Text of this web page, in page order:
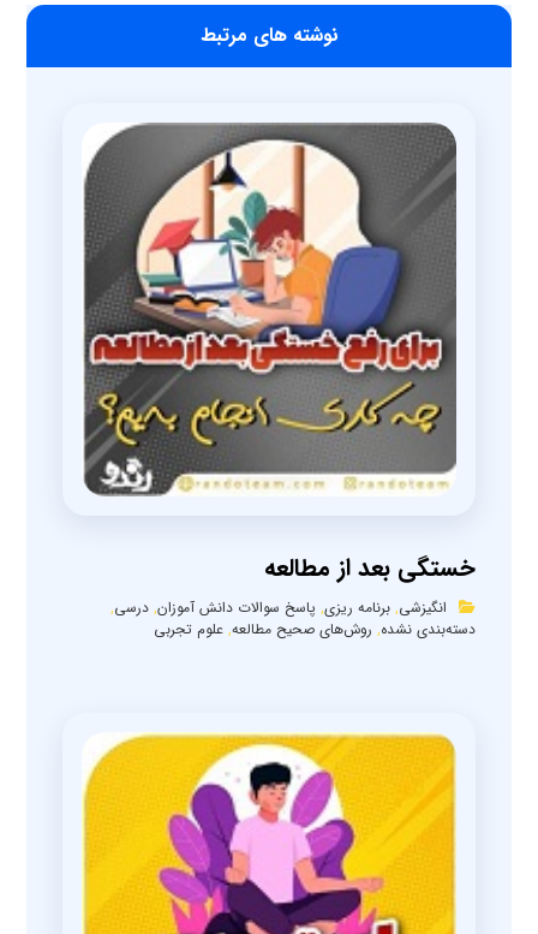
‫نوشته های مرتبط
خستگی بعد از مطالعه
انگیزشی,برنامه ریزی, پاسخ سوالات دانش آموزان,درسی,
دسته‌بندی نشده, روش‌های صحیح مطالعه,علوم تجربی